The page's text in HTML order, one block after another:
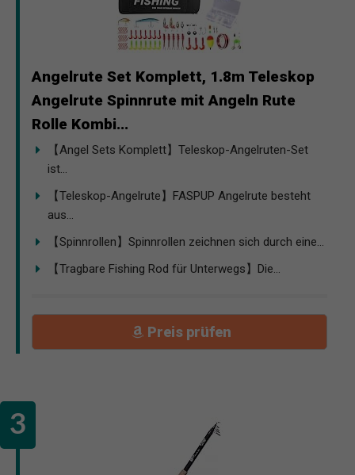
Angelrute Set Komplett, 1.8m Teleskop
Angelrute Spinnrute mit Angeln Rute
Rolle Kombi...
【Angel Sets Komplett】Teleskop-Angelruten-Set
ist...
【Teleskop-Angelrute】FASPUP Angelrute besteht
aus...
【Spinnrollen】Spinnrollen zeichnen sich durch eine...
【Tragbare Fishing Rod für Unterwegs】Die...
Preis prüfen